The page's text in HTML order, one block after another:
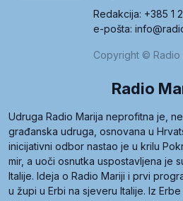
Redakcija: +385 1
e-pošta:
Copyright © Radio
Radio
Udruga Radio Marija neprofitna je,
građanska udruga, osnovana u
inicijativni odbor nastao je u krilu
mir, a uoči osnutka uspostavljena je
Italije. Ideja o Radio Mariji i prvi
u župi u Erbi na sjeveru Italije. Iz